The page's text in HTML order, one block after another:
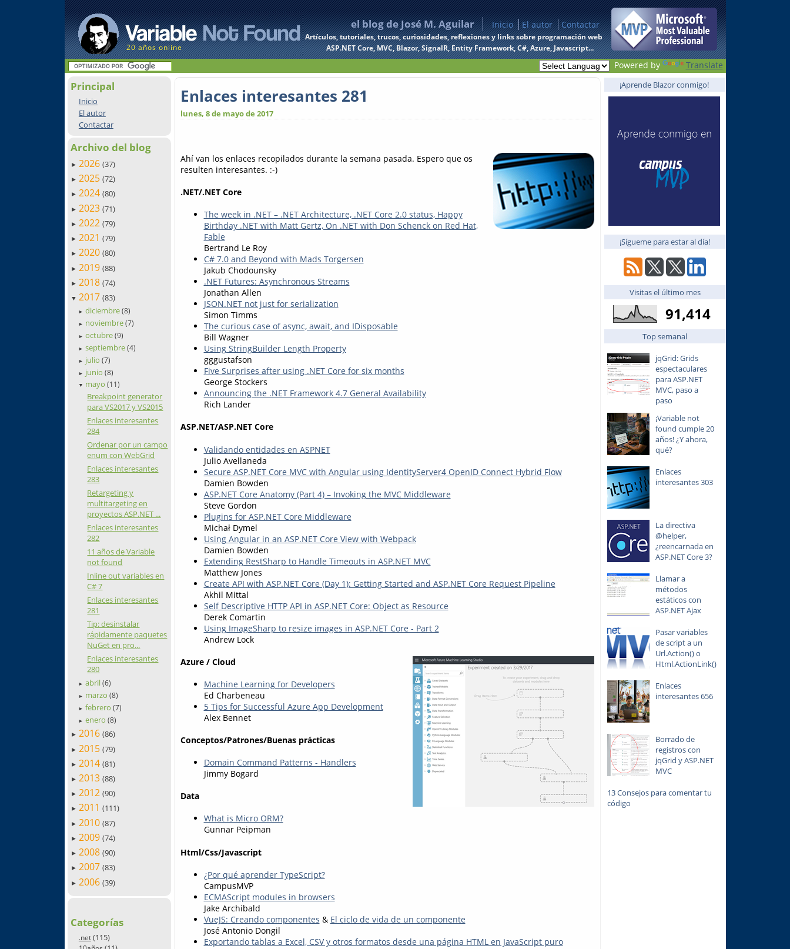
20 años online
el blog de José M. Aguilar Inicio El autor Contactar
Artículos, tutoriales, trucos, curiosidades, reflexiones y links sobre programación web
ASP.NET Core, MVC, Blazor, SignalR, Entity Framework, C#, Azure, Javascript...
Powered by Translate
Principal
Inicio
El autor
Contactar
Archivo del blog
► 2026 (37)
► 2025 (72)
► 2024 (80)
► 2023 (71)
► 2022 (79)
► 2021 (79)
► 2020 (80)
► 2019 (88)
► 2018 (74)
▼ 2017 (83)
► diciembre(8)
► noviembre(7)
► octubre(9)
► septiembre(4)
► julio(7)
► junio(8)
▼ mayo(11)
Breakpoint generator
para VS2017 y VS2015
Enlaces interesantes
284
Ordenar por un campo
enum con WebGrid
Enlaces interesantes
283
Retargeting y
multitargeting en
proyectos ASP.NET ...
Enlaces interesantes
282
11 años de Variable
not found
Inline out variables en
C# 7
Enlaces interesantes
281
Tip: desinstalar
rápidamente paquetes
NuGet en pro...
Enlaces interesantes
280
► abril(6)
► marzo(8)
► febrero(7)
► enero(8)
► 2016 (86)
► 2015 (79)
► 2014 (81)
► 2013 (88)
► 2012 (90)
► 2011 (111)
► 2010 (87)
► 2009 (74)
► 2008 (90)
► 2007 (83)
► 2006 (39)
Categorías
.net(115)
Enlaces interesantes 281
lunes, 8 de mayo de 2017
Ahí van los enlaces recopilados durante la semana pasada. Espero que os
resulten interesantes. :-)
.NET/.NET Core
The week in .NET – .NET Architecture, .NET Core 2.0 status, Happy
Birthday .NET with Matt Gertz, On .NET with Don Schenck on Red Hat,
Fable
Bertrand Le Roy
C# 7.0 and Beyond with Mads Torgersen
Jakub Chodounsky
.NET Futures: Asynchronous Streams
Jonathan Allen
JSON.NET not just for serialization
Simon Timms
The curious case of async, await, and IDisposable
Bill Wagner
Using StringBuilder Length Property
gggustafson
Five Surprises after using .NET Core for six months
George Stockers
Announcing the .NET Framework 4.7 General Availability
Rich Lander
ASP.NET/ASP.NET Core
Validando entidades en ASPNET
Julio Avellaneda
Secure ASP.NET Core MVC with Angular using IdentityServer4 OpenID Connect Hybrid Flow
Damien Bowden
ASP.NET Core Anatomy (Part 4) – Invoking the MVC Middleware
Steve Gordon
Plugins for ASP.NET Core Middleware
Michał Dymel
Using Angular in an ASP.NET Core View with Webpack
Damien Bowden
Extending RestSharp to Handle Timeouts in ASP.NET MVC
Matthew Jones
Create API with ASP.NET Core (Day 1): Getting Started and ASP.NET Core Request Pipeline
Akhil Mittal
Self Descriptive HTTP API in ASP.NET Core: Object as Resource
Derek Comartin
Using ImageSharp to resize images in ASP.NET Core - Part 2
Andrew Lock
Azure / Cloud
Machine Learning for Developers
Ed Charbeneau
5 Tips for Successful Azure App Development
Alex Bennet
Conceptos/Patrones/Buenas prácticas
Domain Command Patterns - Handlers
Jimmy Bogard
Data
What is Micro ORM?
Gunnar Peipman
Html/Css/Javascript
¿Por qué aprender TypeScript?
CampusMVP
ECMAScript modules in browsers
Jake Archibald
VueJS: Creando componentes & El ciclo de vida de un componente
José Antonio Dongil
Exportando tablas a Excel, CSV y otros formatos desde una página HTML en JavaScript puro
¡Aprende Blazor conmigo!
¡Sígueme para estar al día!
Visitas el último mes
91,414
Top semanal
jqGrid: Grids
espectaculares
para ASP.NET
MVC, paso a
paso
¡Variable not
found cumple 20
años! ¿Y ahora,
qué?
Enlaces
interesantes 303
La directiva
@helper,
¿reencarnada en
ASP.NET Core 3?
Llamar a
métodos
estáticos con
ASP.NET Ajax
Pasar variables
de script a un
Url.Action() o
Html.ActionLink()
Enlaces
interesantes 656
Borrado de
registros con
jqGrid y ASP.NET
MVC
13 Consejos para comentar tu
código